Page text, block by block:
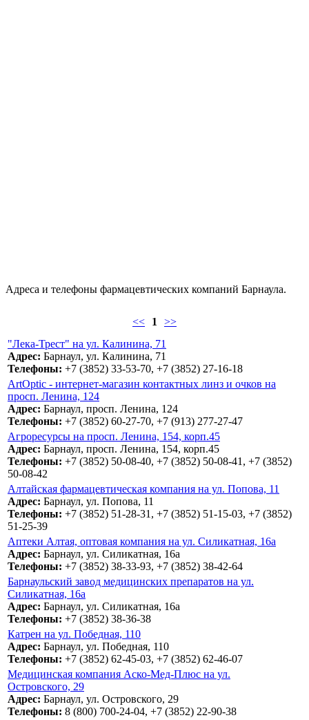
Адреса и телефоны фармацевтических компаний Барнаула.
<< 1 >>
"Лека-Трест" на ул. Калинина, 71
Адрес: Барнаул, ул. Калинина, 71
Телефоны: +7 (3852) 33-53-70, +7 (3852) 27-16-18
ArtOptic - интернет-магазин контактных линз и очков на
просп. Ленина, 124
Адрес: Барнаул, просп. Ленина, 124
Телефоны: +7 (3852) 60-27-70, +7 (913) 277-27-47
Агроресурсы на просп. Ленина, 154, корп.45
Адрес: Барнаул, просп. Ленина, 154, корп.45
Телефоны: +7 (3852) 50-08-40, +7 (3852) 50-08-41, +7 (3852)
50-08-42
Алтайская фармацевтическая компания на ул. Попова, 11
Адрес: Барнаул, ул. Попова, 11
Телефоны: +7 (3852) 51-28-31, +7 (3852) 51-15-03, +7 (3852)
51-25-39
Аптеки Алтая, оптовая компания на ул. Силикатная, 16а
Адрес: Барнаул, ул. Силикатная, 16а
Телефоны: +7 (3852) 38-33-93, +7 (3852) 38-42-64
Барнаульский завод медицинских препаратов на ул.
Силикатная, 16а
Адрес: Барнаул, ул. Силикатная, 16а
Телефоны: +7 (3852) 38-36-38
Катрен на ул. Победная, 110
Адрес: Барнаул, ул. Победная, 110
Телефоны: +7 (3852) 62-45-03, +7 (3852) 62-46-07
Медицинская компания Аско-Мед-Плюс на ул.
Островского, 29
Адрес: Барнаул, ул. Островского, 29
Телефоны: 8 (800) 700-24-04, +7 (3852) 22-90-38